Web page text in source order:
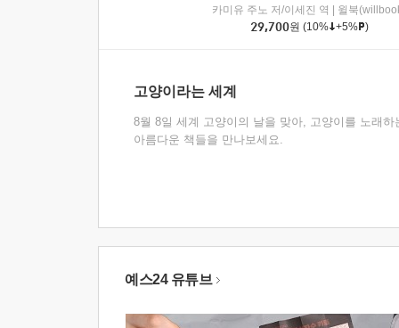
카미유 주노 저/이세진 역
윌북
29,700원 (10% +5% )
고양이라는 세계
8월 8일 세계 고양이의 날을 맞아, 고양이를 노래하
아름다운 책들을 만나보세요.
예스24 유튜브